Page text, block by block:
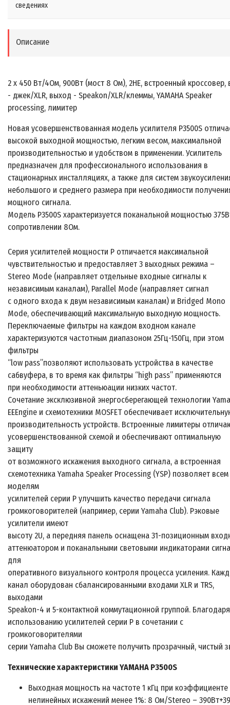
сведениях
Описание
2 x 450 Вт/4Ом, 900Вт (мост 8 Ом), 2HE, встроенный кроссовер,
- джек/XLR, выход - Speakon/XLR/клеммы, YAMAHA Speaker
processing, лимитер
Новая усовершенствованная модель усилителя P3500S
высокой выходной мощностью, легким весом, максимальной
производительностью и удобством в применении. Усилитель
предназначен для профессионального использования в
стационарных инсталляциях, а также для систем
небольшого и среднего размера при необходимости
мощного сигнала.
Модель P3500S характеризуется поканальной мощностью
сопротивлении 8Ом.
Серия усилителей мощности P отличается максимальной
чувствительностью и предоставляет 3 выходных режима –
Stereo Mode (направляет отдельные входные сигналы к
независимым каналам), Parallel Mode (направляет сигнал
с одного входа к двум независимым каналам) и Bridged Mono
Mode, обеспечивающий максимальную выходную мощность.
Переключаемые фильтры на каждом входном канале
характеризуются частотным диапазоном 25Гц-150Гц, при этом
фильтры
“low pass”позволяют использовать устройства в качестве
сабвуфера, в то время как фильтры “high pass” применяются
при необходимости аттеньюации низких частот.
Сочетание эксклюзивной энергосберегающей технологии
EEEngine и схемотехники MOSFET обеспечивает
производительность устройств. Встроенные лимитеры
усовершенствованной схемой и обеспечивают оптимальную
защиту
от возможного искажения выходного сигнала, а встроенная
схемотехника Yamaha Speaker Processing (YSP) позволяет всем
моделям
усилителей серии P улучшить качество передачи сигнала
громкоговорителей (например, серии Yamaha Club). Рэковые
усилители имеют
высоту 2U, а передняя панель оснащена 31-позиционным
аттенюатором и поканальными световыми индикаторами
для
оперативного визуального контроля процесса усиления.
канал оборудован сбалансированными входами XLR и TRS,
выходами
Speakon-4 и 5-контактной коммутационной группой. Благодаря
использованию усилителей серии P в сочетании с
громкоговорителями
серии Yamaha Club Вы сможете получить прозрачный, чистый
Технические характеристики YAMAHA P3500S
Выходная мощность на частоте 1 кГц при коэффициенте
нелинейных искажений менее 1%: 8 Ом/Stereo –